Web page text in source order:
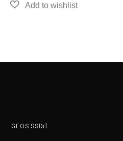
GEOS SSDrl